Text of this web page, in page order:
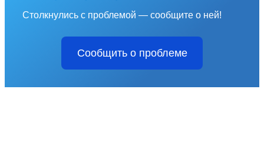
Столкнулись с проблемой — сообщите о ней!
Сообщить о проблеме